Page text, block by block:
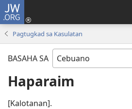
JW.ORG
Pagtugkad sa Kasulatan
BASAHA SA
Haparaim
[Kalotanan].